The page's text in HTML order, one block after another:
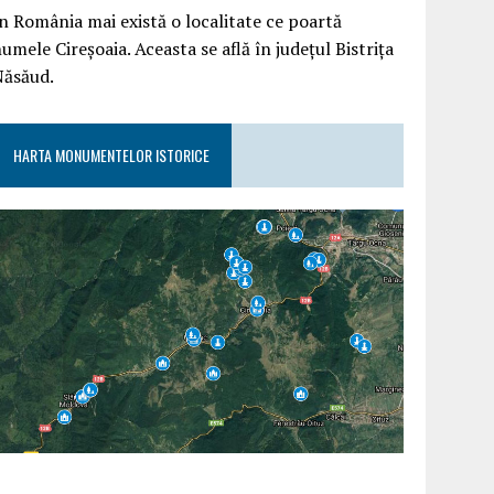
România mai există o localitate ce poartă
Cireșoaia. Aceasta se află în județul Bistrița
HARTA MONUMENTELOR ISTORICE